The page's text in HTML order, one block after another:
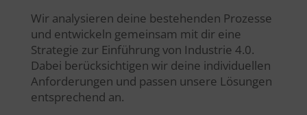
Wir analysieren deine bestehenden Prozesse
und entwickeln gemeinsam mit dir eine
Strategie zur Einführung von Industrie 4.0.
Dabei berücksichtigen wir deine individuellen
Anforderungen und passen unsere Lösungen
entsprechend an.